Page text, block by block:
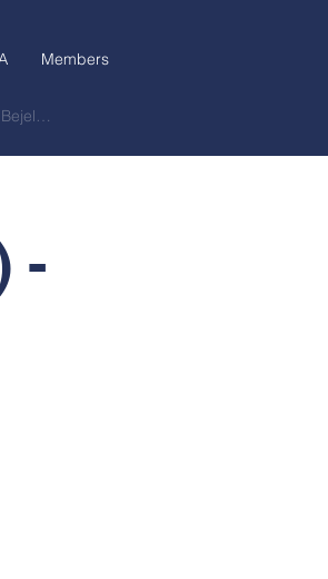
Members
Bejelentkezés
-